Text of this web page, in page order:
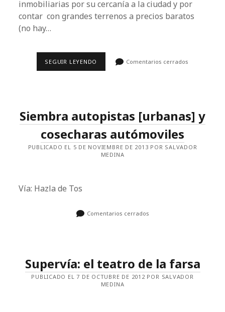
inmobiliarias por su cercanía a la ciudad y por
contar con grandes terrenos a precios baratos
(no hay…
SEGUIR LEYENDO SANTA
GDF
SE
AL
DESARROLLO
INMOBILIARIO
Comentarios cerrados
Siembra autopistas [urbanas] y
cosecharas autómoviles
PUBLICADO EL 5 DE NOVIEMBRE DE 2013 POR SALVADOR
MEDINA
Vía: Hazla de Tos
Comentarios cerrados
Supervía: el teatro de la farsa
PUBLICADO EL 7 DE OCTUBRE DE 2012 POR SALVADOR
MEDINA